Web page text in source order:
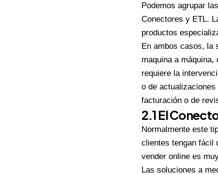
Podemos agrupar
Conectores y ETL.
productos
En ambos casos, la
maquina a
requiere la
o de
facturación o de
2.1 El
Normalmente este
clientes tengan fácil
vender online es
Las soluciones a